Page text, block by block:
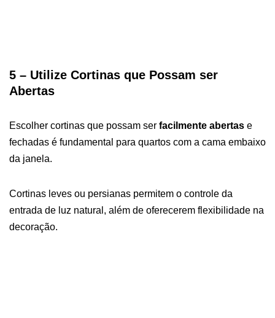
5 – Utilize Cortinas que Possam ser
Abertas
Escolher cortinas que possam ser facilmente abertas e
fechadas é fundamental para quartos com a cama embaixo
da janela.
Cortinas leves ou persianas permitem o controle da
entrada de luz natural, além de oferecerem flexibilidade na
decoração.